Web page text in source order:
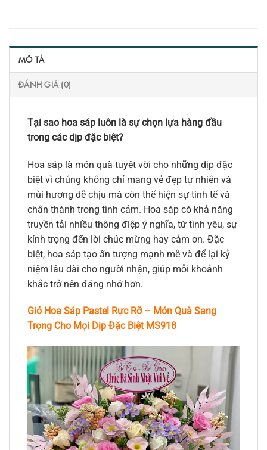
MÔ TẢ
ĐÁNH GIÁ (0)
Tại sao hoa sáp luôn là sự chọn lựa hàng đầu
trong các dịp đặc biệt?
Hoa sáp là món quà tuyệt vời cho những dịp đặc
biệt vì chúng không chỉ mang vẻ đẹp tự nhiên và
mùi hương dễ chịu mà còn thể hiện sự tinh tế và
chân thành trong tình cảm. Hoa sáp có khả năng
truyền tải nhiều thông điệp ý nghĩa, từ tình yêu, sự
kính trọng đến lời chúc mừng hay cảm ơn. Đặc
biệt, hoa sáp tạo ấn tượng mạnh mẽ và để lại kỷ
niệm lâu dài cho người nhận, giúp mỗi khoảnh
khắc trở nên đáng nhớ hơn.
Giỏ Hoa Sáp Pastel Rực Rỡ – Món Quà Sang
Trọng Cho Mọi Dịp Đặc Biệt MS918